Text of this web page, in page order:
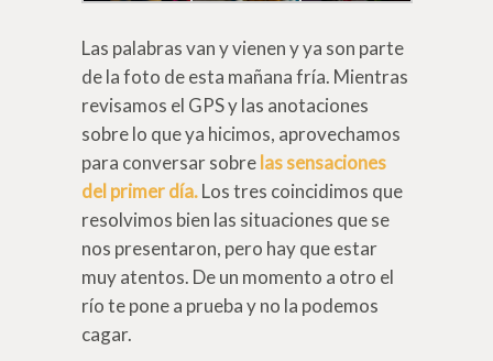
Las palabras van y vienen y ya son parte
de la foto de esta mañana fría. Mientras
revisamos el GPS y las anotaciones
sobre lo que ya hicimos, aprovechamos
para conversar sobrelas sensaciones
del primer día.Los tres coincidimos que
resolvimos bien las situaciones que se
nos presentaron, pero hay que estar
muy atentos. De un momento a otro el
río te pone a prueba y no la podemos
cagar.